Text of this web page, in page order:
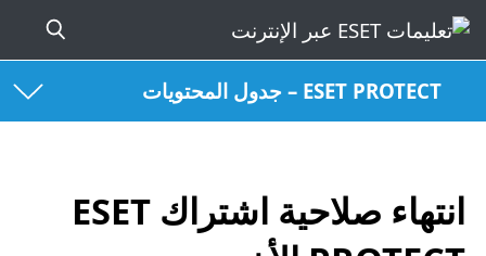
ESET PROTECT – جدول المحتويات
انتهاء صلاحية اشتراك ESET